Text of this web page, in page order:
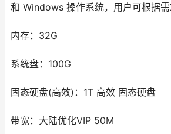
和 Windows 操作系统，用户可根据需
内存：32G
系统盘：100G
固态硬盘(高效)：1T 高效 固态硬盘
带宽：大陆优化VIP 50M